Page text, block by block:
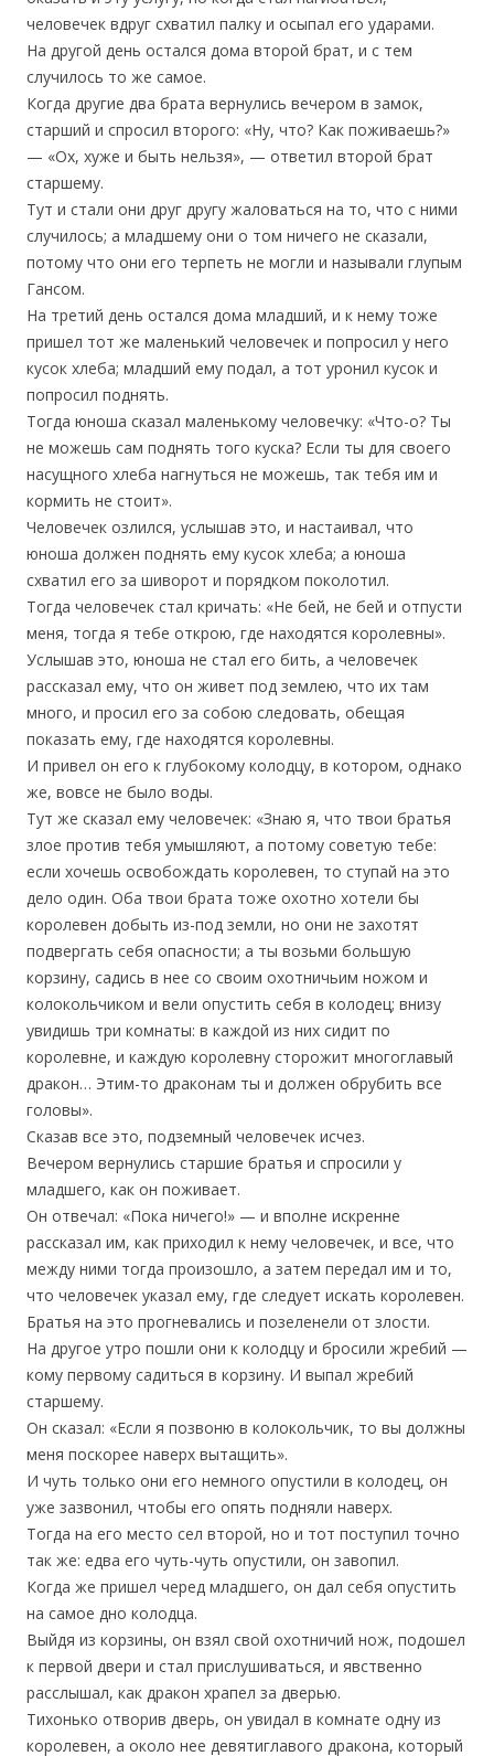
человечек вдруг схватил палку и осыпал его ударами.
На другой день остался дома второй брат, и с тем
случилось то же самое.
Когда другие два брата вернулись вечером в замок,
старший и спросил второго: «Ну, что? Как поживаешь?»
— «Ох, хуже и быть нельзя», — ответил второй брат
старшему.
Тут и стали они друг другу жаловаться на то, что с ними
случилось; а младшему они о том ничего не сказали,
потому что они его терпеть не могли и называли глупым
Гансом.
На третий день остался дома младший, и к нему тоже
пришел тот же маленький человечек и попросил у него
кусок хлеба; младший ему подал, а тот уронил кусок и
попросил поднять.
Тогда юноша сказал маленькому человечку: «Что-о? Ты
не можешь сам поднять того куска? Если ты для своего
насущного хлеба нагнуться не можешь, так тебя им и
кормить не стоит».
Человечек озлился, услышав это, и настаивал, что
юноша должен поднять ему кусок хлеба; а юноша
схватил его за шиворот и порядком поколотил.
Тогда человечек стал кричать: «Не бей, не бей и отпусти
меня, тогда я тебе открою, где находятся королевны».
Услышав это, юноша не стал его бить, а человечек
рассказал ему, что он живет под землею, что их там
много, и просил его за собою следовать, обещая
показать ему, где находятся королевны.
И привел он его к глубокому колодцу, в котором, однако
же, вовсе не было воды.
Тут же сказал ему человечек: «Знаю я, что твои братья
злое против тебя умышляют, а потому советую тебе:
если хочешь освобождать королевен, то ступай на это
дело один. Оба твои брата тоже охотно хотели бы
королевен добыть из-под земли, но они не захотят
подвергать себя опасности; а ты возьми большую
корзину, садись в нее со своим охотничьим ножом и
колокольчиком и вели опустить себя в колодец; внизу
увидишь три комнаты: в каждой из них сидит по
королевне, и каждую королевну сторожит многоглавый
дракон… Этим-то драконам ты и должен обрубить все
головы».
Сказав все это, подземный человечек исчез.
Вечером вернулись старшие братья и спросили у
младшего, как он поживает.
Он отвечал: «Пока ничего!» — и вполне искренне
рассказал им, как приходил к нему человечек, и все, что
между ними тогда произошло, а затем передал им и то,
что человечек указал ему, где следует искать королевен.
Братья на это прогневались и позеленели от злости.
На другое утро пошли они к колодцу и бросили жребий —
кому первому садиться в корзину. И выпал жребий
старшему.
Он сказал: «Если я позвоню в колокольчик, то вы должны
меня поскорее наверх вытащить».
И чуть только они его немного опустили в колодец, он
уже зазвонил, чтобы его опять подняли наверх.
Тогда на его место сел второй, но и тот поступил точно
так же: едва его чуть-чуть опустили, он завопил.
Когда же пришел черед младшего, он дал себя опустить
на самое дно колодца.
Выйдя из корзины, он взял свой охотничий нож, подошел
к первой двери и стал прислушиваться, и явственно
расслышал, как дракон храпел за дверью.
Тихонько отворив дверь, он увидал в комнате одну из
королевен, а около нее девятиглавого дракона, который